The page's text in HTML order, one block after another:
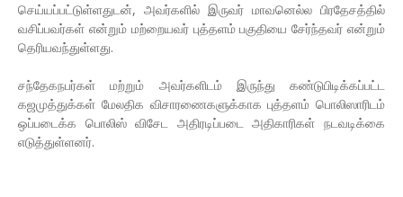
செய்யப்பட்டுள்ளதுடன், அவர்களில் இருவர் மாவனெல்ல பிரதேசத்தில்
வசிப்பவர்கள் என்றும் மற்றையவர் புத்தளம் பகுதியை சேர்ந்தவர் என்றும்
தெரியவந்துள்ளது.
சந்தேகநபர்கள் மற்றும் அவர்களிடம் இருந்து கண்டுபிடிக்கப்பட்ட
கஜமுத்துக்கள் மேலதிக விசாரணைகளுக்காக புத்தளம் பொலிஸாரிடம்
ஒப்படைக்க பொலிஸ் விசேட அதிரடிப்படை அதிகாரிகள் நடவடிக்கை
எடுத்துள்ளனர்.